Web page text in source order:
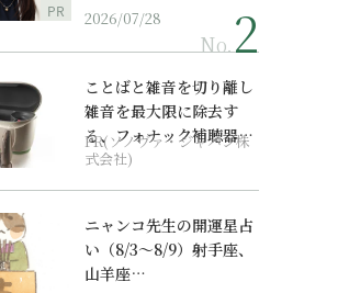
PR 2026/07/28
No.
ことばと雑音を切り離し
雑音を最大限に除去す
る、フォナック補聴器の
最上位モデル
PR(ソノヴァ・ジャパン株
式会社)
ニャンコ先生の開運星占
い（8/3～8/9）射手座、
山羊座…